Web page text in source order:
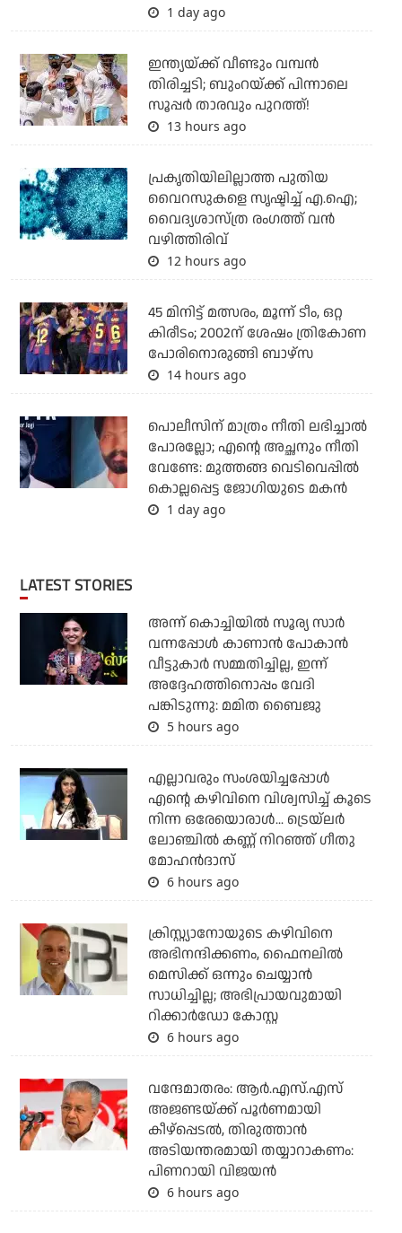
1 day ago
ഇന്ത്യയ്ക്ക് വീണ്ടും വമ്പന്‍
തിരിച്ചടി; ബുംറയ്ക്ക് പിന്നാലെ
സൂപ്പര്‍ താരവും പുറത്ത്!
13 hours ago
പ്രകൃതിയിലില്ലാത്ത പുതിയ
വൈറസുകളെ സൃഷ്ടിച്ച് എ.ഐ;
വൈദ്യശാസ്ത്ര രംഗത്ത് വന്‍
വഴിത്തിരിവ്
12 hours ago
45 മിനിട്ട് മത്സരം, മൂന്ന് ടീം, ഒറ്റ
കിരീടം; 2002ന് ശേഷം ത്രികോണ
പോരിനൊരുങ്ങി ബാഴ്‌സ
14 hours ago
പൊലീസിന് മാത്രം നീതി ലഭിച്ചാല്‍
പോരല്ലോ; എന്റെ അച്ഛനും നീതി
വേണ്ടേ: മുത്തങ്ങ വെടിവെപ്പില്‍
കൊല്ലപ്പെട്ട ജോഗിയുടെ മകന്‍
1 day ago
LATEST STORIES
അന്ന് കൊച്ചിയില്‍ സൂര്യ സാര്‍
വന്നപ്പോള്‍ കാണാന്‍ പോകാന്‍
വീട്ടുകാര്‍ സമ്മതിച്ചില്ല, ഇന്ന്
അദ്ദേഹത്തിനൊപ്പം വേദി
പങ്കിടുന്നു: മമിത ബൈജു
5 hours ago
എല്ലാവരും സംശയിച്ചപ്പോള്‍
എന്റെ കഴിവിനെ വിശ്വസിച്ച് കൂടെ
നിന്ന ഒരേയൊരാള്‍... ട്രെയ്‌ലര്‍
ലോഞ്ചില്‍ കണ്ണ് നിറഞ്ഞ് ഗീതു
മോഹന്‍ദാസ്
6 hours ago
ക്രിസ്റ്റ്യാനോയുടെ കഴിവിനെ
അഭിനന്ദിക്കണം, ഫൈനലില്‍
മെസിക്ക് ഒന്നും ചെയ്യാന്‍
സാധിച്ചില്ല; അഭിപ്രായവുമായി
റിക്കാര്‍ഡോ കോസ്റ്റ
6 hours ago
വന്ദേമാതരം: ആര്‍.എസ്.എസ്
അജണ്ടയ്ക്ക് പൂര്‍ണമായി
കീഴ്‌പ്പെടല്‍, തിരുത്താന്‍
അടിയന്തരമായി തയ്യാറാകണം:
പിണറായി വിജയന്‍
6 hours ago